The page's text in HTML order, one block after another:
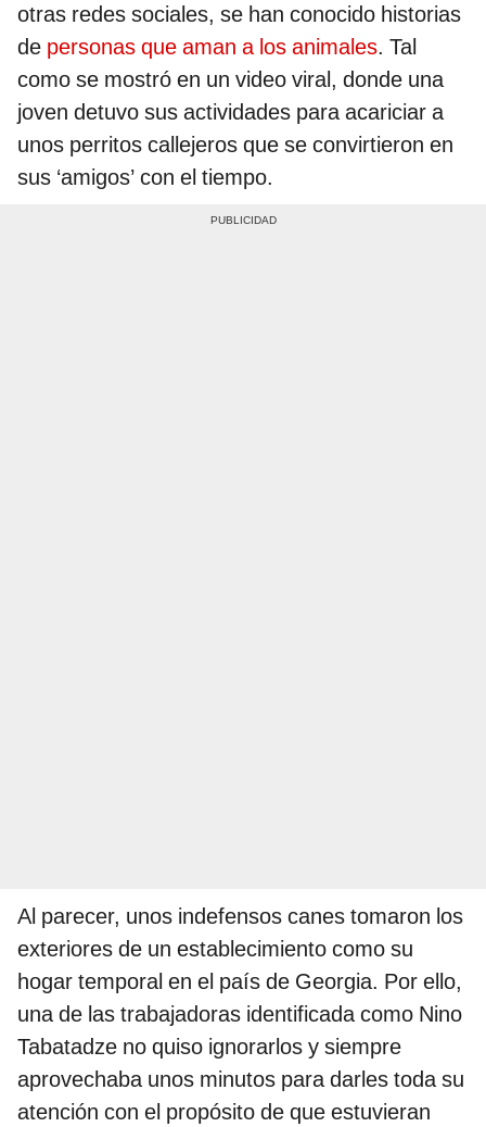
otras redes sociales, se han conocido historias
de personas que aman a los animales. Tal
como se mostró en un video viral, donde una
joven detuvo sus actividades para acariciar a
unos perritos callejeros que se convirtieron en
sus ‘amigos’ con el tiempo.
Al parecer, unos indefensos canes tomaron los
exteriores de un establecimiento como su
hogar temporal en el país de Georgia. Por ello,
una de las trabajadoras identificada como Nino
Tabatadze no quiso ignorarlos y siempre
aprovechaba unos minutos para darles toda su
atención con el propósito de que estuvieran